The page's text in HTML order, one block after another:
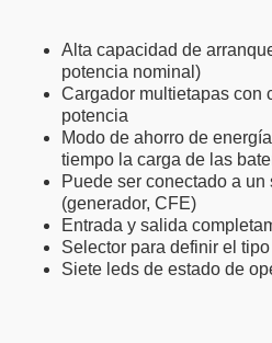
Alta capacidad de
potencia nominal)
Cargador multietapas con
potencia
Modo de ahorro de
tiempo la carga de las
Puede ser conectado a
(generador, CFE)
Entrada y salida
Selector para definir el
Siete leds de estado de